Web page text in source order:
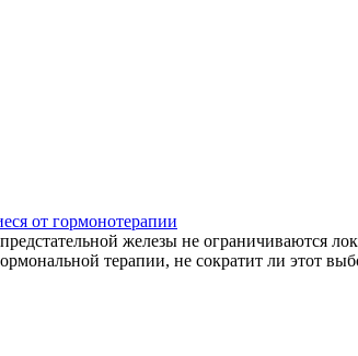
от гормонотерапии
железы не ограничиваются
терапии, не сократит ли этот